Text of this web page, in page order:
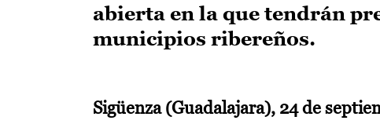
abierta en la que tendrán
municipios ribereños.
Sigüenza (Guadalajara), 24 de